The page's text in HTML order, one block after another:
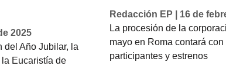
2025
del Año Jubilar, la
Eucaristía de
Redacción EP
16 de
La procesión de la
mayo en Roma contará
participantes y estrenos